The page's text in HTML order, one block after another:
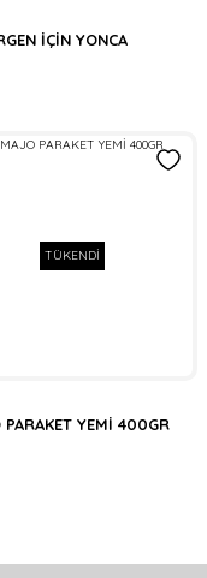
İÇİN YONCA
TÜKENDİ
PARAKET YEMİ 400GR